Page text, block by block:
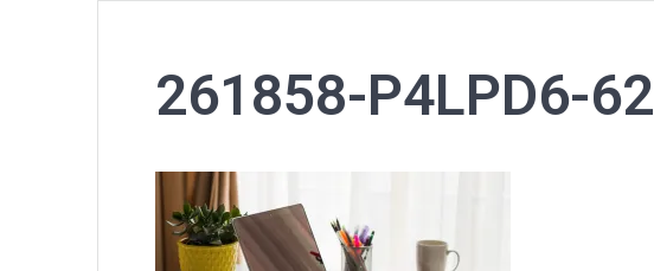
261858-P4LPD6-62